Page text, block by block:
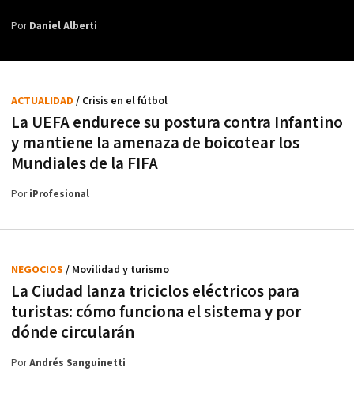
PorDaniel Alberti
La UEFA endurece su postura contra Infantino
y mantiene la amenaza de boicotear los
Mundiales de la FIFA
ACTUALIDAD / Crisis en el fútbol
PoriProfesional
La Ciudad lanza triciclos eléctricos para
turistas: cómo funciona el sistema y por
dónde circularán
NEGOCIOS / Movilidad y turismo
PorAndrés Sanguinetti